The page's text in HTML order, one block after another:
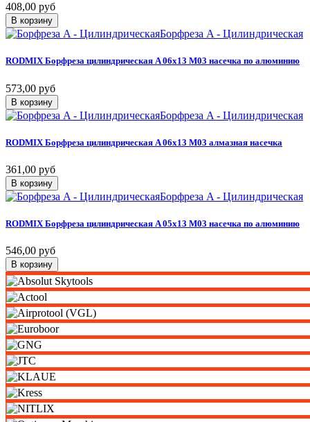
408,00 руб
В корзину
Борфреза A - Цилиндрическая
RODMIX Борфреза цилиндрическая A 06х13 M03 насечка по алюминию
573,00 руб
В корзину
Борфреза A - Цилиндрическая
RODMIX Борфреза цилиндрическая A 06х13 M03 алмазная насечка
361,00 руб
В корзину
Борфреза A - Цилиндрическая
RODMIX Борфреза цилиндрическая A 05х13 M03 насечка по алюминию
546,00 руб
В корзину